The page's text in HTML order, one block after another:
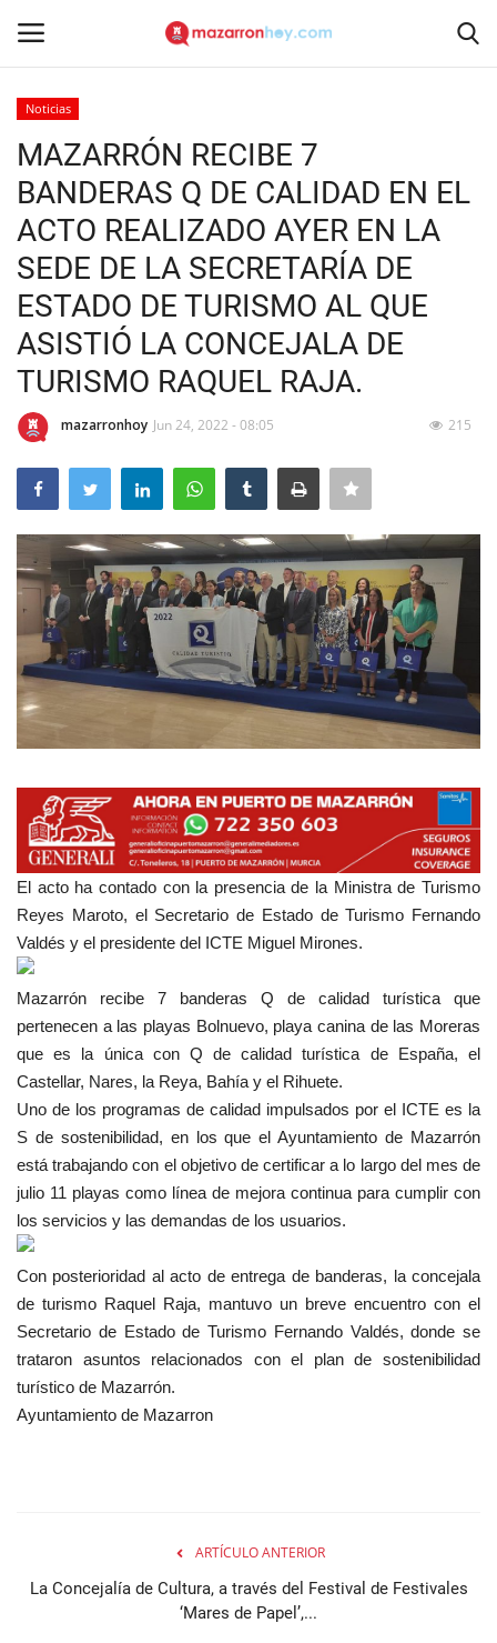
Inicio
Contacto
Noticias
Mazarrón Hoy
Entrevistas
Reportajes
Empresas
Mapa de Mazarrón
Vídeos
Galerías
Empresas
Noticias
MAZARRÓN RECIBE 7
BANDERAS Q DE CALIDAD EN EL
ACTO REALIZADO AYER EN LA
SEDE DE LA SECRETARÍA DE
ESTADO DE TURISMO AL QUE
ASISTIÓ LA CONCEJALA DE
TURISMO RAQUEL RAJA.
mazarronhoy Jun 24, 2022 - 08:05 215
El acto ha contado con la presencia de la Ministra de Turismo
Reyes Maroto, el Secretario de Estado de Turismo Fernando
Valdés y el presidente del ICTE Miguel Mirones.
Mazarrón recibe 7 banderas Q de calidad turística que
pertenecen a las playas Bolnuevo, playa canina de las Moreras
que es la única con Q de calidad turística de España, el
Castellar, Nares, la Reya, Bahía y el Rihuete.
Uno de los programas de calidad impulsados por el ICTE es la
S de sostenibilidad, en los que el Ayuntamiento de Mazarrón
está trabajando con el objetivo de certificar a lo largo del mes de
julio 11 playas como línea de mejora continua para cumplir con
los servicios y las demandas de los usuarios.
Con posterioridad al acto de entrega de banderas, la concejala
de turismo Raquel Raja, mantuvo un breve encuentro con el
Secretario de Estado de Turismo Fernando Valdés, donde se
trataron asuntos relacionados con el plan de sostenibilidad
turístico de Mazarrón.
Ayuntamiento de Mazarron
ARTÍCULO ANTERIOR
La Concejalía de Cultura, a través del Festival de Festivales
‘Mares de Papel’,...